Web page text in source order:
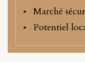
Marché
Potentiel